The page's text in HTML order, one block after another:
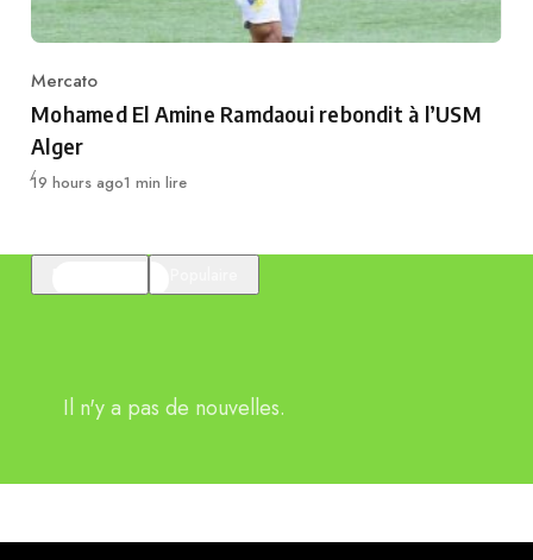
Category
Mercato
Mohamed El Amine Ramdaoui rebondit à l’USM
Alger
Publié
19 hours ago1 min lire
Il n'y a pas de nouvelles.